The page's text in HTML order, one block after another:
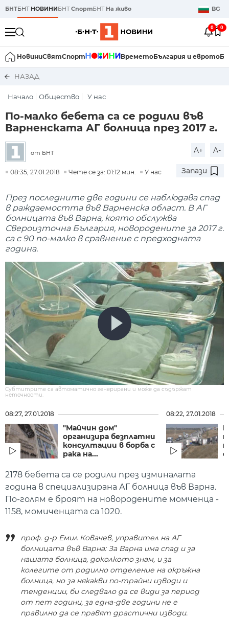
БНТБНТ НОВИНИБНТСпортБНТ На живо BG
0 0
НовиниСвятСпорт ВреметоБългария и еврото
НАЗАД
Начало Общество У нас
По-малко бебета са се родили във
Варненската АГ болница през 2017 г.
от БНТ A+ A-
08:35, 27.01.2018 Чете се за: 01:12 мин. У нас Запази
През последните две години се наблюдава спад
в раждаемостта във Варненска област. В АГ
болницата във Варна, която обслужва
Свероизточна България, новородените за 2017 г.
са с 90 по-малко в сравнение с предходната
година.
Субтитрите са автоматично генерирани и може да съдържат
неточности.
08:27, 27.01.2018
"Майчин дом"
организира безплатни
консултации в борба с
рака на...
08:22, 27.01.2018
2178 бебета са се родили през изминалата
година в специализирана АГ болница във Варна.
По-голям е броят на новородените момченца -
1158, момиченцата са 1020.
проф. д-р Емил Ковачев, управител на АГ
болницата във Варна: За Варна има спад и за
нашата болница, доколкото знам, и за
колегите от родилно отделение на окръжна
болница, но за някакви по-трайни изводи и
тенденции, би следвало да се види за период
от пет години, за една-две години не е
правилно да се правят драстични изводи.